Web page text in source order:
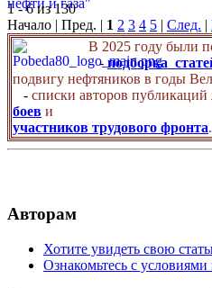
1 - 6 из 130
Начало | Пред. | 1 2 3 4 5 | След. |
В 2025 году были
- подборка
подвигу нефтяников в годы
- списки авторов публикаций
боев и
участников трудового фронта.
Авторам
Хотите увидеть свою
Ознакомьтесь с